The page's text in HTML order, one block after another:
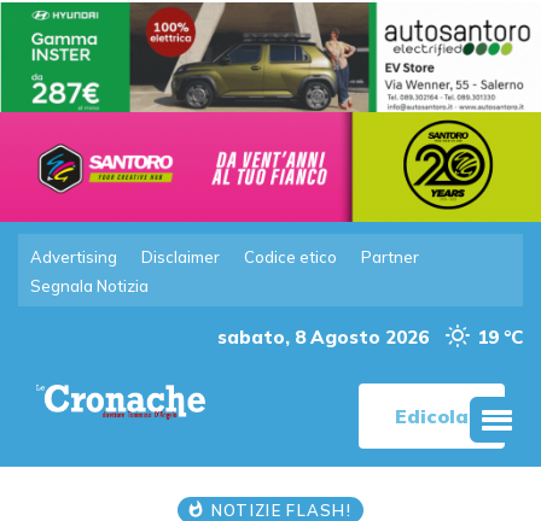
Advertising Disclaimer Codice etico
Partner
Segnala Notizia
sabato, 8 Agosto 2026 19 °C
Edicola
NOTIZIE FLASH!